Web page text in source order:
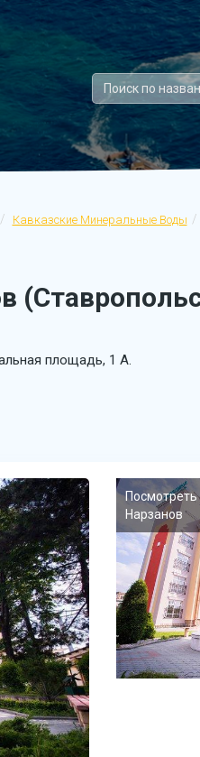
Кавказские Минеральные Воды
площадь, 1 А.
Нарзанов